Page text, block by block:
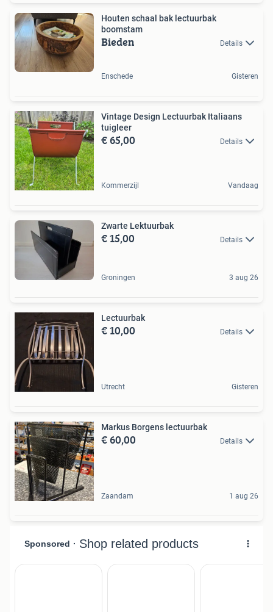
Houten schaal bak lectuurbak
boomstam
Bieden Details
Enschede Gisteren
Vintage Design Lectuurbak Italiaans
tuigleer
€ 65,00 Details
Kommerzijl Vandaag
Zwarte Lektuurbak
€ 15,00 Details
Groningen 3 aug 26
Lectuurbak
€ 10,00 Details
Utrecht Gisteren
Markus Borgens lectuurbak
€ 60,00 Details
Zaandam 1 aug 26